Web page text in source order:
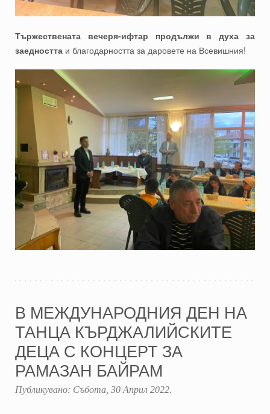
Тържествената вечеря-ифтар продължи в духа за
заедността и благодарността за даровете на Всевишния!
В МЕЖДУНАРОДНИЯ ДЕН НА
ТАНЦА КЪРДЖАЛИЙСКИТЕ
ДЕЦА С КОНЦЕРТ ЗА
РАМАЗАН БАЙРАМ
Публикувано: Събота, 30 Април 2022.